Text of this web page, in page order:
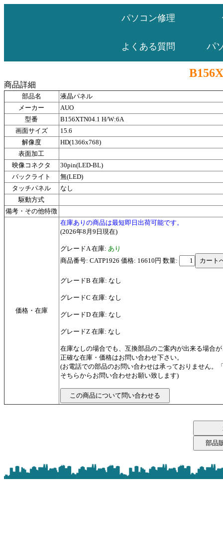
パソコン修理
よくある質問 パ
商品詳細
部品名
液晶パネル
メーカー
AUO
型番
B156XTN04.1 H/W:6A
画面サイズ
15.6
解像度
HD(1366x768)
表面加工
映像コネクタ
30pin(LED-BL)
バックライト
無(LED)
タッチパネル
なし
駆動方式
備考・その他特徴
価格・在庫
在庫ありの商品は最短即日出荷可能です。
(2026年8月9日現在)
グレードA 在庫: あり
商品番号: CATP1926 価格: 16610円 数量:
グレードB 在庫: なし
グレードC 在庫: なし
グレードD 在庫: なし
グレードZ 在庫: なし
在庫なしの場合でも、互換部品のご案内が出来る場合
正確な在庫・価格はお問い合わせ下さい。
(お電話での部品のお問い合わせは承っておりません。
そちらからお問い合わせお願い致します)